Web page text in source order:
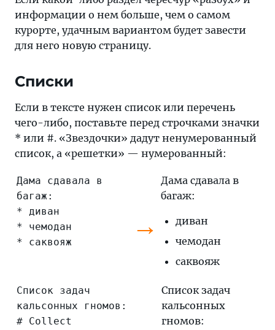
информации о нем больше, чем о самом
курорте, удачным вариантом будет завести
для него новую страницу.
Списки
Если в тексте нужен список или перечень
чего-либо, поставьте перед строчками значки
* или #. «Звездочки» дадут ненумерованный
список, а «решетки» — нумерованный:
Дама сдавала в
багаж:
* диван
* чемодан
* саквояж
→
Дама сдавала в
багаж:
диван
чемодан
саквояж
Список задач
кальсонных гномов:
# Collect
Список задач
кальсонных
гномов: